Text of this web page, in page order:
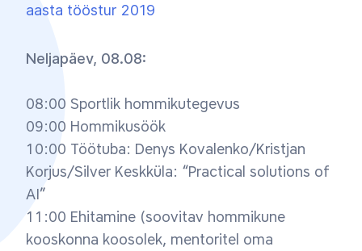
aasta tööstur 2019
Neljapäev, 08.08:
08:00 Sportlik hommikutegevus
09:00 Hommikusöök
10:00 Töötuba: Denys Kovalenko/Kristjan
Korjus/Silver Keskküla: “Practical solutions of
AI”
11:00 Ehitamine (soovitav hommikune
kooskonna koosolek, mentoritel oma